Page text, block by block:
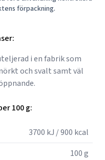
förpackning.
i en fabrik som
och svalt samt väl
100 g:
3700 kJ / 900 kcal
100 g